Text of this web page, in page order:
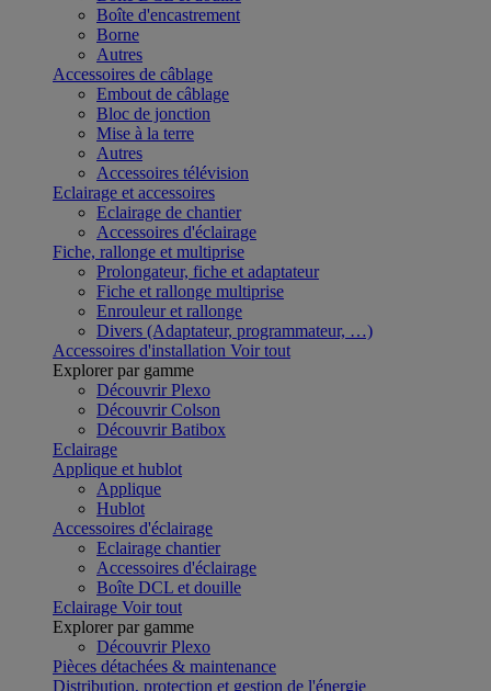
Boîte d'encastrement
Borne
Autres
Accessoires de câblage
Embout de câblage
Bloc de jonction
Mise à la terre
Autres
Accessoires télévision
Eclairage et accessoires
Eclairage de chantier
Accessoires d'éclairage
Fiche, rallonge et multiprise
Prolongateur, fiche et adaptateur
Fiche et rallonge multiprise
Enrouleur et rallonge
Divers (Adaptateur, programmateur, …)
Accessoires d'installation Voir tout
Explorer par gamme
Découvrir Plexo
Découvrir Colson
Découvrir Batibox
Eclairage
Applique et hublot
Applique
Hublot
Accessoires d'éclairage
Eclairage chantier
Accessoires d'éclairage
Boîte DCL et douille
Eclairage Voir tout
Explorer par gamme
Découvrir Plexo
Pièces détachées & maintenance
Distribution, protection et gestion de l'énergie